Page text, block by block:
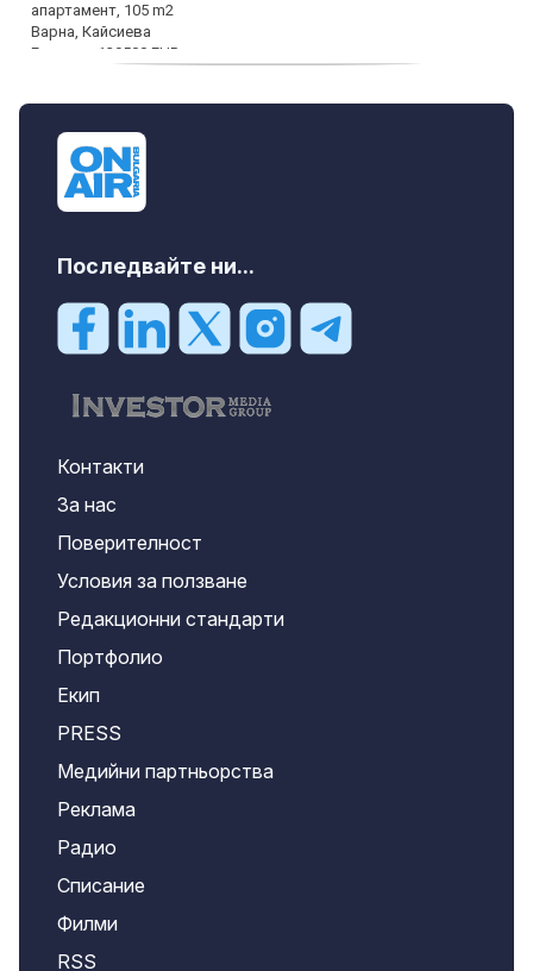
Последвайте ни...
Контакти
За нас
Поверителност
Условия за ползване
Редакционни стандарти
Портфолио
Екип
PRESS
Медийни партньорства
Реклама
Радио
Списание
Филми
RSS